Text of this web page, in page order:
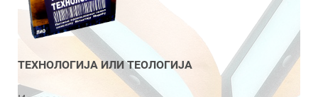
ТЕХНОЛОГИЈА ИЛИ ТЕОЛОГИЈА